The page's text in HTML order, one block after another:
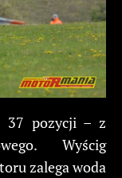
37 pozycji – z
Wyścig
zalega woda